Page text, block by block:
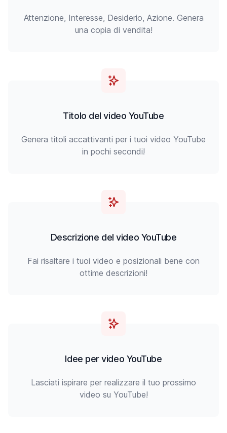
Attenzione, Interesse, Desiderio, Azione. Genera
una copia di vendita!
Titolo del video YouTube
Genera titoli accattivanti per i tuoi video YouTube
in pochi secondi!
Descrizione del video YouTube
Fai risaltare i tuoi video e posizionali bene con
ottime descrizioni!
Idee per video YouTube
Lasciati ispirare per realizzare il tuo prossimo
video su YouTube!